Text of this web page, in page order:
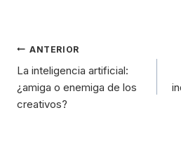
ANTERIOR
La inteligencia artificial:
¿amiga o enemiga de los
creativos?